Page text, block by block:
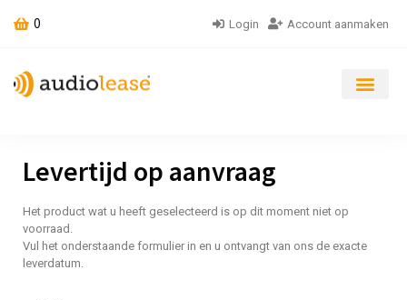
0 Login Account aanmaken
Levertijd op aanvraag
Het product wat u heeft geselecteerd is op dit moment niet op
voorraad.
Vul het onderstaande formulier in en u ontvangt van ons de exacte
leverdatum.